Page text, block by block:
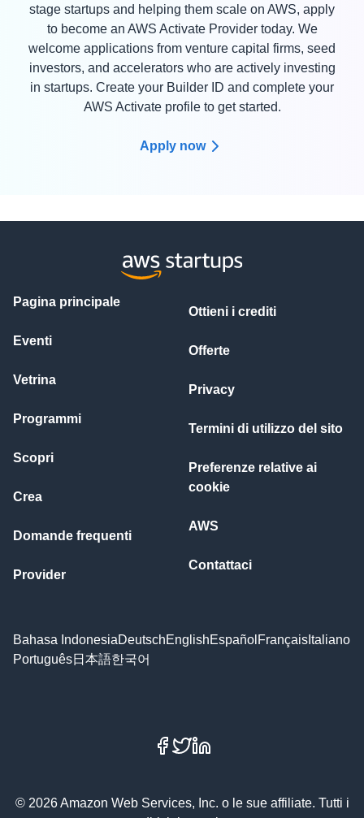
stage startups and helping them scale on AWS, apply
to become an AWS Activate Provider today. We
welcome applications from venture capital firms, seed
investors, and accelerators who are actively investing
in startups. Create your Builder ID and complete your
AWS Activate profile to get started.
Apply now
Pagina principale
Eventi
Vetrina
Programmi
Scopri
Crea
Domande frequenti
Provider
Ottieni i crediti
Offerte
Privacy
Termini di utilizzo del sito
Preferenze relative ai
cookie
AWS
Contattaci
Bahasa IndonesiaDeutschEnglishEspañol Français Italiano
Português日本語한국어
Facebook
X
© 2026 Amazon Web Services, Inc. o le sue affiliate. Tutti i